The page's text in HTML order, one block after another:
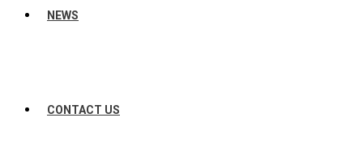
NEWS
CONTACT US